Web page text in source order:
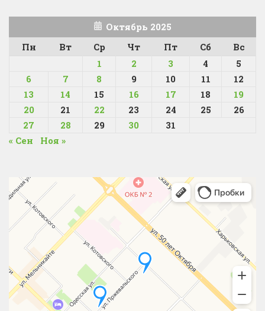
Октябрь 2025
Пн
Вт Ср Чт Пт Сб
Вс
1
2 3 4
5
6
7 8 9 10 11
12
13
14 15 16 17 18
19
20
21 22 23 24 25
26
27
28 29 30
31
« Сен
Ноя »